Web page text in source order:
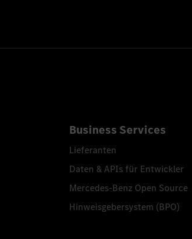
Business Services
Lieferanten
Daten & APIs für Entwickler
Mercedes-Benz Open Source
Hinweisgebersystem (BPO)